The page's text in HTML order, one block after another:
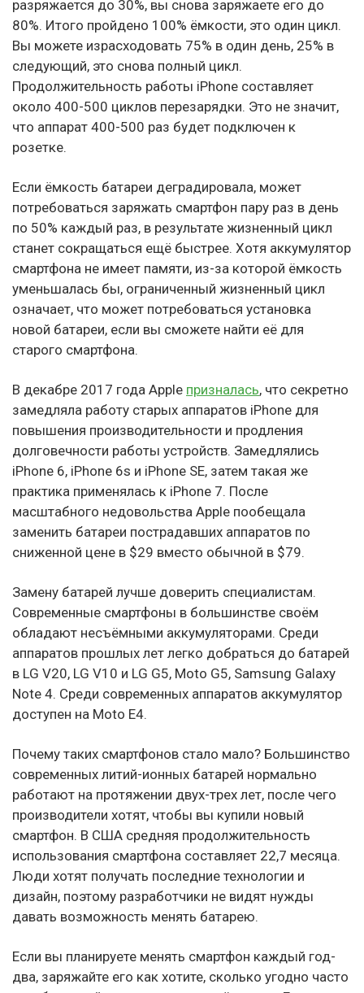
разряжается до 30%, вы снова заряжаете его до
80%. Итого пройдено 100% ёмкости, это один цикл.
Вы можете израсходовать 75% в один день, 25% в
следующий, это снова полный цикл.
Продолжительность работы iPhone составляет
около 400-500 циклов перезарядки. Это не значит,
что аппарат 400-500 раз будет подключен к
розетке.
Если ёмкость батареи деградировала, может
потребоваться заряжать смартфон пару раз в день
по 50% каждый раз, в результате жизненный цикл
станет сокращаться ещё быстрее. Хотя аккумулятор
смартфона не имеет памяти, из-за которой ёмкость
уменьшалась бы, ограниченный жизненный цикл
означает, что может потребоваться установка
новой батареи, если вы сможете найти её для
старого смартфона.
В декабре 2017 года Apple призналась, что секретно
замедляла работу старых аппаратов iPhone для
повышения производительности и продления
долговечности работы устройств. Замедлялись
iPhone 6, iPhone 6s и iPhone SE, затем такая же
практика применялась к iPhone 7. После
масштабного недовольства Apple пообещала
заменить батареи пострадавших аппаратов по
сниженной цене в $29 вместо обычной в $79.
Замену батарей лучше доверить специалистам.
Современные смартфоны в большинстве своём
обладают несъёмными аккумуляторами. Среди
аппаратов прошлых лет легко добраться до батарей
в LG V20, LG V10 и LG G5, Moto G5, Samsung Galaxy
Note 4. Среди современных аппаратов аккумулятор
доступен на Moto Е4.
Почему таких смартфонов стало мало? Большинство
современных литий-ионных батарей нормально
работают на протяжении двух-трех лет, после чего
производители хотят, чтобы вы купили новый
смартфон. В США средняя продолжительность
использования смартфона составляет 22,7 месяца.
Люди хотят получать последние технологии и
дизайн, поэтому разработчики не видят нужды
давать возможность менять батарею.
Если вы планируете менять смартфон каждый год-
два, заряжайте его как хотите, сколько угодно часто